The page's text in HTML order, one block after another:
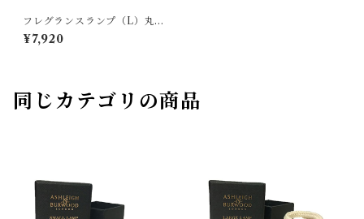
フレグランスランプ（L）丸型
Ashleigh&Burwood
¥7,920
同じカテゴリの商品